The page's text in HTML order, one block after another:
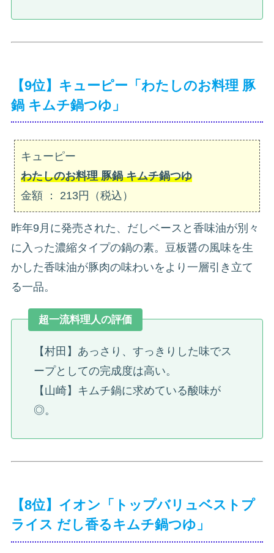
【9位】キューピー「わたしのお料理 豚
鍋 キムチ鍋つゆ」
キューピー
わたしのお料理 豚鍋 キムチ鍋つゆ
金額 ： 213円（税込）
昨年9月に発売された、だしベースと香味油が別々
に入った濃縮タイプの鍋の素。豆板醤の風味を生
かした香味油が豚肉の味わいをより一層引き立て
る一品。
超一流料理人の評価
【村田】あっさり、すっきりした味でス
ープとしての完成度は高い。
【山崎】キムチ鍋に求めている酸味が
◎。
【8位】イオン「トップバリュベストプ
ライス だし香るキムチ鍋つゆ」